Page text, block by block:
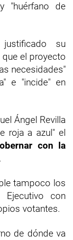
"huérfano de
su
el proyecto
necesidades"
e "incide" en
Ángel Revilla
roja a azul" el
con la
tampoco los
con
votantes.
de dónde va